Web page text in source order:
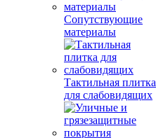
Сопутствующие
материалы
Тактильная плитка
для слабовидящих